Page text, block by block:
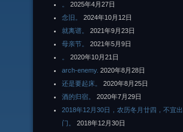
2025年4月27日
念旧。
2024年10月12日
就离谱。
2021年9月23日
母亲节。
2021年5月9日
2020年10月21日
arch-enemy. 2020年8月28日
还是要起床。
2020年8月25日
酒的归宿。
2020年7月29日
2018年12月30日，农历冬月廿四，不宜出
门。
2018年12月30日